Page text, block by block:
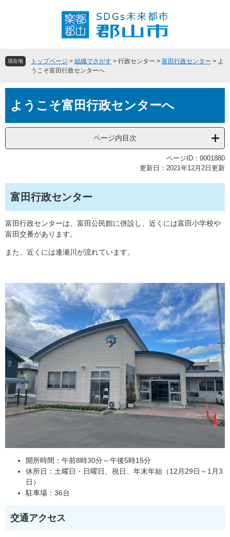
頭
飛
へ
現在地 トップページ > 組織でさがす > 行政センター > 富田行政センター > よ
うこそ富田行政センターへ
ようこそ富田行政センターへ
ページ内目次
ページID：0001880
更新日：2021年12月2日更新
富田行政センター
富田行政センターは、富田公民館に併設し、近くには富田小学校や
富田交番があります。
また、近くには逢瀬川が流れています。
開所時間：午前8時30分～午後5時15分
休所日：土曜日・日曜日、祝日、年末年始（12月29日～1月3
日）
駐車場：36台
交通アクセス